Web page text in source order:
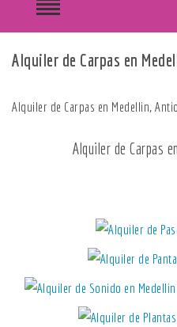
Alquiler de Carpas en
Alquiler de Carpas en Medellin,
Alquiler de Carpas